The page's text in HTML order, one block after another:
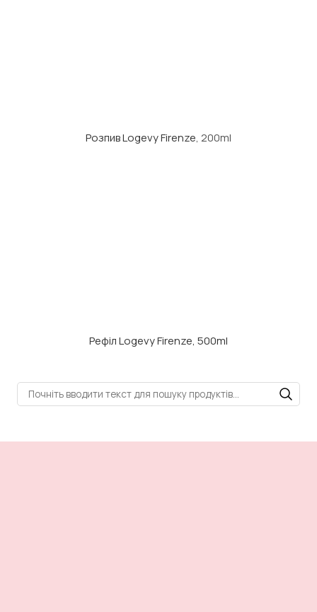
Розпив Logevy Firenze, 200ml
Рефіл Logevy Firenze, 500ml